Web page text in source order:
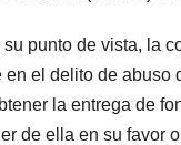
su punto de vista, la
en el delito de abuso
la entrega de
de ella en su favor